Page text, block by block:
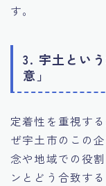
す。
3. 宇土とい
意」
定着性を重視す
ぜ宇土市のこの
念や地域での役
ンとどう合致す